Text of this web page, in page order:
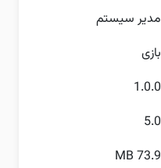
مدیر سیستم
بازی
1.0.0
5.0
73.9 MB